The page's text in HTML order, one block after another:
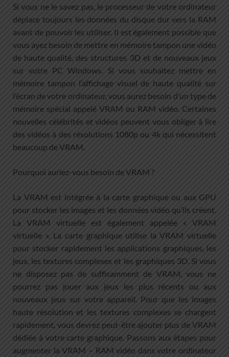
Si vous ne le savez pas, le processeur de votre ordinateur
déplace toujours les données du disque dur vers la RAM
avant de pouvoir les utiliser. Il est également possible que
vous ayez besoin de mettre en mémoire tampon une vidéo
de haute qualité, des structures 3D et de nouveaux jeux
sur votre PC Windows. Si vous souhaitez mettre en
mémoire tampon l’affichage visuel de haute qualité sur
l’écran de votre ordinateur, vous aurez besoin d’un type de
mémoire spécial appelé VRAM ou RAM vidéo. Certaines
nouvelles célébrités et vidéos peuvent vous obliger à lire
des vidéos à des résolutions 1080p ou 4k qui nécessitent
beaucoup de VRAM.
Pourquoi auriez-vous besoin de VRAM ?
La VRAM est intégrée à la carte graphique ou aux GPU
pour stocker les images et les données vidéo qu’ils créent.
La VRAM virtuelle est également appelée « VRAM
virtuelle ». La carte graphique utilise la VRAM virtuelle
pour stocker rapidement les applications graphiques, les
jeux, les textures complexes et les graphiques 3D. Si vous
ne disposez pas de suffisamment de VRAM, vous ne
pourrez pas jouer aux jeux les plus récents ou aux
nouveaux jeux sur votre appareil. Pour que les images
haute résolution et les textures complexes se chargent
rapidement, vous devrez peut-être ajouter plus de VRAM
dédiée à votre carte graphique. Passons aux étapes pour
augmenter la VRAM – RAM vidéo dans votre ordinateur